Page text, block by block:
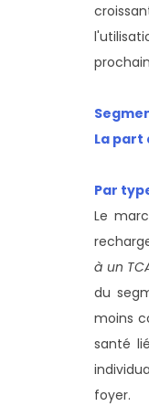
La part
Par
Le
à un
du
moins
santé
foyer.